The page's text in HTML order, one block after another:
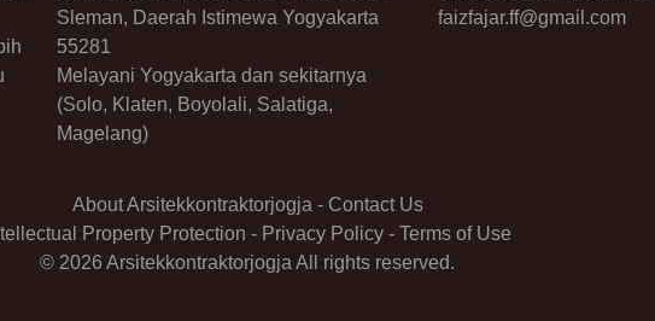
Sleman, Daerah Istimewa Yogyakarta
55281
Melayani Yogyakarta dan sekitarnya
(Solo, Klaten, Boyolali, Salatiga,
Magelang)
faizfajar.ff@gmail.com
About Arsitekkontraktorjogja - Contact Us
Property Protection - Privacy Policy- Terms of Use
© 2026 Arsitekkontraktorjogja All rights reserved.